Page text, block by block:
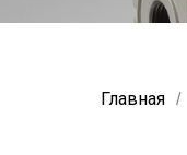
Главная /